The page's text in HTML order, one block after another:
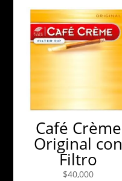
Café Crème
Original con
Filtro
$40,000